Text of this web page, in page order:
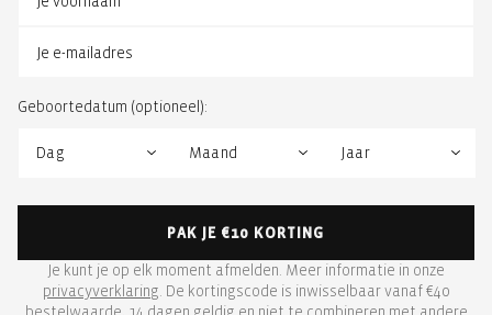
Geboortedatum (optioneel):
PAK JE €10 KORTING
Je kunt je op elk moment afmelden. Meer informatie in onze
privacyverklaring. De kortingscode is inwisselbaar vanaf €40